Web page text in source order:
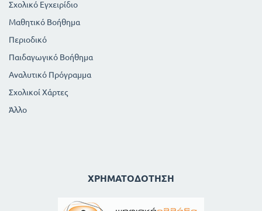
Σχολικό Εγχειρίδιο
Μαθητικό Βοήθημα
Περιοδικό
Παιδαγωγικό Βοήθημα
Αναλυτικό Πρόγραμμα
Σχολικοί Χάρτες
Άλλο
ΧΡΗΜΑΤΟΔΌΤΗΣΗ